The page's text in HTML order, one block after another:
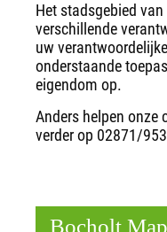
Het stadsgebied
verschillende
uw
onderstaande
eigendom op.
Anders helpen onze
verder op 02871/